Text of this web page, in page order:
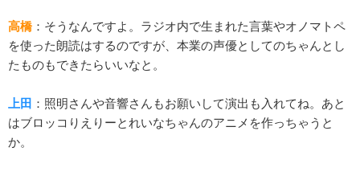
高橋 ：そうなんですよ。ラジオ内で生まれた言葉やオノマトペ
を使った朗読はするのですが、本業の声優としてのちゃんとし
たものもできたらいいなと。
上田 ：照明さんや音響さんもお願いして演出も入れてね。あと
はブロッコりえりーとれいなちゃんのアニメを作っちゃうと
か。